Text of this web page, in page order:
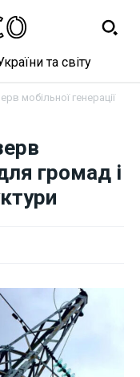
та світу
мобільної генерації
громад і